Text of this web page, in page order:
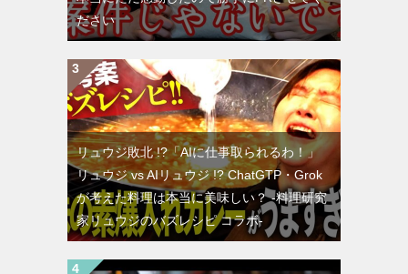
ださい
リュウジ敗北 !?「AIに仕事取られるわ！」
リュウジ vs AIリュウジ !? ChatGTP・Grok
が考えた料理は本当に美味しい？ -料理研究
家リュウジのバズレシピ コラボ-